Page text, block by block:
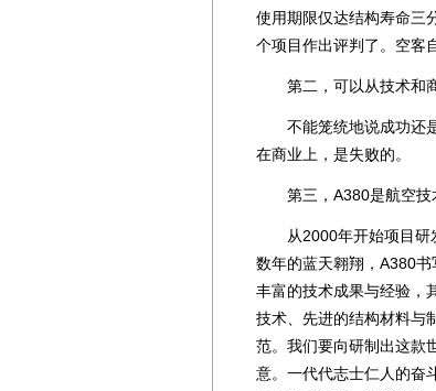
使用期限仅达结构寿命三
个项目作出评判了。空客
第二，可以从技术和商
不能笼统地说成功还是
在商业上，是失败的。
第三，A380是航空技术
从2000年开始项目研发
数年的蓝天翱翔，A380
丰富的技术成果与经验，
技术、先进的结构材料与
范。我们要向研制出这款
意。一代代志士仁人的奋